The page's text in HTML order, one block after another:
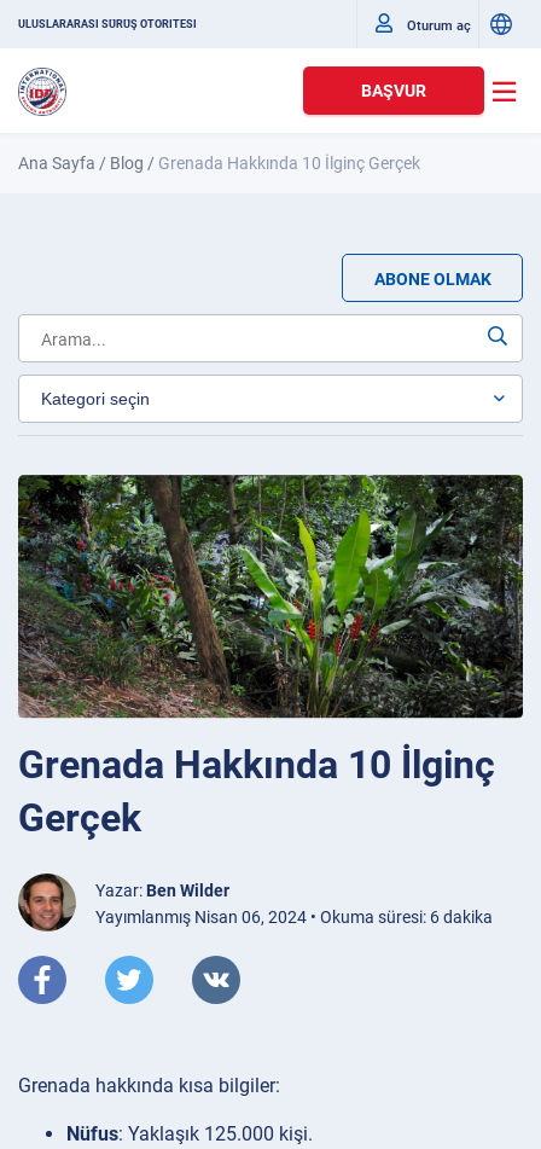
ULUSLARARASI SÜRÜŞ OTORITESI Oturum aç
BAŞVUR
Ana Sayfa / Blog / Grenada Hakkında 10 İlginç Gerçek
ABONE OLMAK
Grenada Hakkında 10 İlginç
Gerçek
Yazar: Ben Wilder
Yayımlanmış Nisan 06, 2024 • Okuma süresi: 6 dakika
Grenada hakkında kısa bilgiler:
Nüfus: Yaklaşık 125.000 kişi.